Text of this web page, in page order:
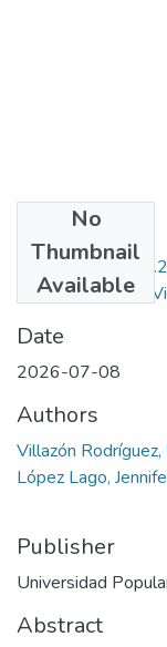
No
Thumbnail
Available
Date
2026-07-08
Authors
Villazón
López Lago,
Publisher
Universidad
Abstract